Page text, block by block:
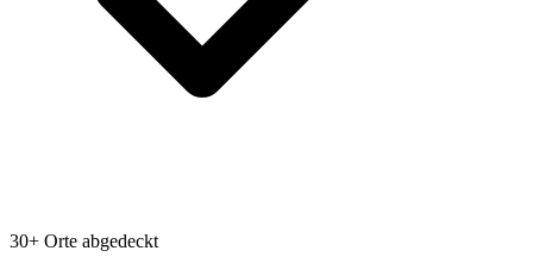
30+ Orte abgedeckt